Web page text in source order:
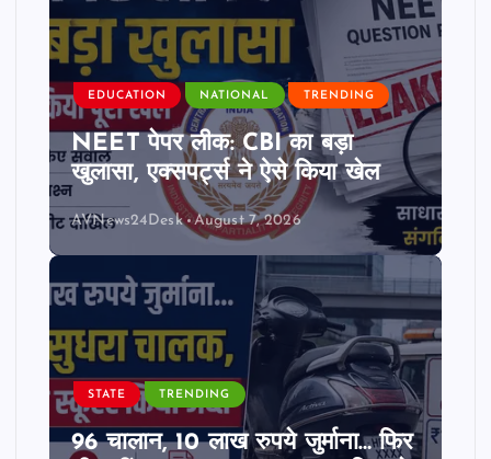
EDUCATION NATIONAL TRENDING
NEET पेपर लीक: CBI का बड़ा
खुलासा, एक्सपर्ट्स ने ऐसे किया खेल
AVNews24Desk August 7, 2026
STATE TRENDING
96 चालान, 10 लाख रुपये जुर्माना… फिर